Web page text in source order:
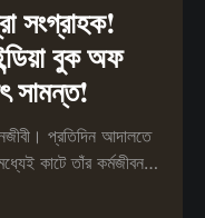
সংগ্রাহক!
বুক অফ
সামন্ত!
প্রতিদিন আদালতে
কাটে তাঁর কর্মজীবন।